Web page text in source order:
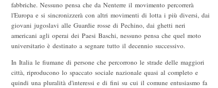
fabbriche. Nessuno pensa che da Nenterre il movimento percorrerà
l'Europa e si sincronizzerà con altri movimenti di lotta i più diversi, dai
giovani jugoslavi alle Guardie rosse di Pechino, dai ghetti neri
americani agli operai dei Paesi Baschi, nessuno pensa che quel moto
universitario è destinato a segnare tutto il decennio successivo.
In Italia le fiumane di persone che percorrono le strade delle maggiori
città, riproducono lo spaccato sociale nazionale quasi al completo e
quindi una pluralità d'interessi e di fini su cui il comune entusiasmo fa